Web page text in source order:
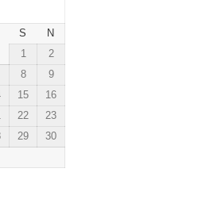
S
N
1
2
8
9
15
16
22
23
29
30